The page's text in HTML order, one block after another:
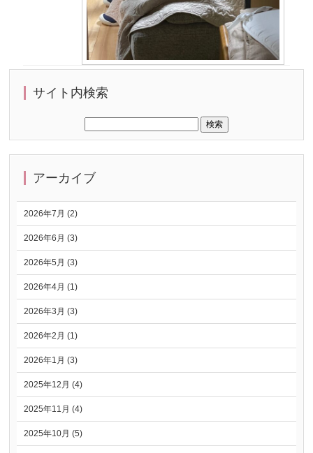
サイト内検索
アーカイブ
2026年7月 (2)
2026年6月 (3)
2026年5月 (3)
2026年4月 (1)
2026年3月 (3)
2026年2月 (1)
2026年1月 (3)
2025年12月 (4)
2025年11月 (4)
2025年10月 (5)